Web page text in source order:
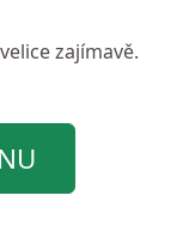
zajímavě.